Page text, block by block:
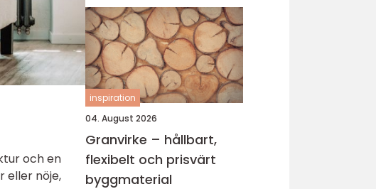
och en
eller nöje,
inspiration
04. August 2026
Granvirke – hållbart,
flexibelt och prisvärt
byggmaterial